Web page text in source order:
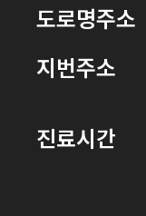
도로명주소
지번주소
진료시간